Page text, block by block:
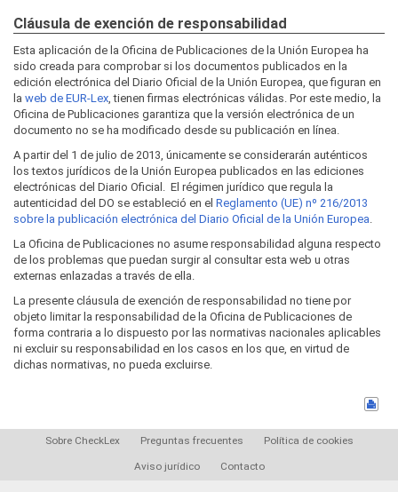
Cláusula de exención de responsabilidad
Esta aplicación de la Oficina de Publicaciones de la Unión Europea ha
sido creada para comprobar si los documentos publicados en la
edición electrónica del Diario Oficial de la Unión Europea, que figuran en
la web de EUR-Lex, tienen firmas electrónicas válidas. Por este medio, la
Oficina de Publicaciones garantiza que la versión electrónica de un
documento no se ha modificado desde su publicación en línea.
A partir del 1 de julio de 2013, únicamente se considerarán auténticos
los textos jurídicos de la Unión Europea publicados en las ediciones
electrónicas del Diario Oficial. El régimen jurídico que regula la
autenticidad del DO se estableció en el Reglamento (UE) nº 216/2013
sobre la publicación electrónica del Diario Oficial de la Unión Europea.
La Oficina de Publicaciones no asume responsabilidad alguna respecto
de los problemas que puedan surgir al consultar esta web u otras
externas enlazadas a través de ella.
La presente cláusula de exención de responsabilidad no tiene por
objeto limitar la responsabilidad de la Oficina de Publicaciones de
forma contraria a lo dispuesto por las normativas nacionales aplicables
ni excluir su responsabilidad en los casos en los que, en virtud de
dichas normativas, no pueda excluirse.
Sobre CheckLex Preguntas frecuentes Política de cookies
Aviso jurídico Contacto